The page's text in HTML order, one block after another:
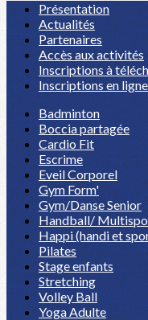
Présentation
Actualités
Partenaires
Accès aux activités
Inscriptions à
Inscriptions en
Badminton
Boccia partagée
Cardio Fit
Escrime
Eveil Corporel
Gym Form'
Gym/Danse Senior
Handball/
Happi (handi et
Pilates
Stage enfants
Stretching
Volley Ball
Yoga Adulte